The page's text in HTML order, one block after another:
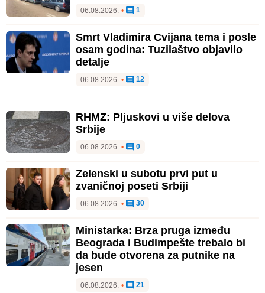
06.08.2026. • 1
Smrt Vladimira Cvijana tema i posle
osam godina: Tuzilaštvo objavilo
detalje
06.08.2026. • 12
RHMZ: Pljuskovi u više delova
Srbije
06.08.2026. • 0
Zelenski u subotu prvi put u
zvaničnoj poseti Srbiji
06.08.2026. • 30
Ministarka: Brza pruga između
Beograda i Budimpešte trebalo bi
da bude otvorena za putnike na
jesen
06.08.2026. • 21